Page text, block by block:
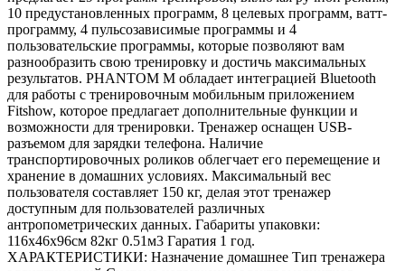
10 предустановленных программ, 8 целевых программ, ватт-
программу, 4 пульсозависимые программы и 4
пользовательские программы, которые позволяют вам
разнообразить свою тренировку и достичь максимальных
результатов. PHANTOM M обладает интеграцией Bluetooth
для работы с тренировочным мобильным приложением
Fitshow, которое предлагает дополнительные функции и
возможности для тренировки. Тренажер оснащен USB-
разъемом для зарядки телефона. Наличие
транспортировочных роликов облегчает его перемещение и
хранение в домашних условиях. Максимальный вес
пользователя составляет 150 кг, делая этот тренажер
доступным для пользователей различных
антропометрических данных. Габариты упаковки:
116х46х96см 82кг 0.51м3 Гаратия 1 год.
ХАРАКТЕРИСТИКИ: Назначение домашнее Тип тренажера